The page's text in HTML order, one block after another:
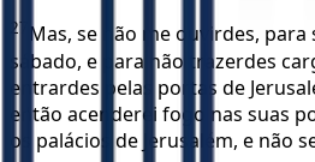
27 Mas, se não me ouvirdes,
sábado, e para não trazerdes
entrardes pelas portas de
então acenderei fogo nas suas
os palácios de Jerusalém, e não